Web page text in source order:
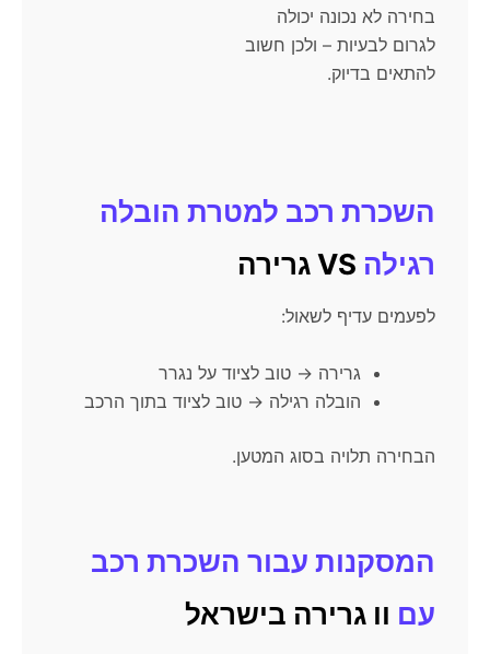
בחירה לא נכונה יכולה
לגרום לבעיות – ולכן חשוב
להתאים בדיוק.
השכרת רכב למטרת הובלה
רגילה VS גרירה
לפעמים עדיף לשאול:
גרירה → טוב לציוד על נגרר
הובלה רגילה → טוב לציוד בתוך הרכב
הבחירה תלויה בסוג המטען.
המסקנות עבור השכרת רכב
עם וו גרירה בישראל